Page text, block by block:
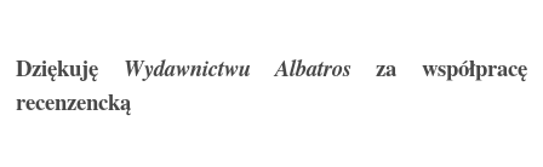
Dziękuję Wydawnictwu Albatros za współpracę
recenzencką